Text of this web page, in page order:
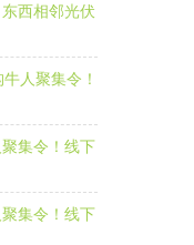
西相邻光伏
人聚集令！
集令！线下
集令！线下